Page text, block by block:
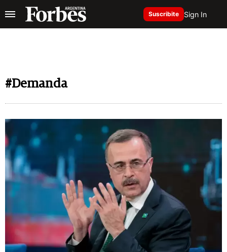
Suscribite Sign In
#Demanda